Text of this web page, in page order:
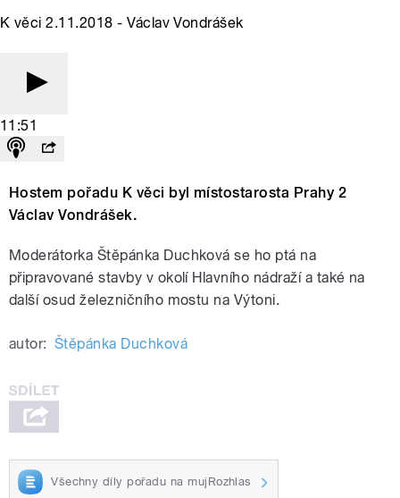
K věci 2.11.2018 - Václav Vondrášek
11:51
Hostem pořadu K věci byl místostarosta Prahy 2
Václav Vondrášek.
Moderátorka Štěpánka Duchková se ho ptá na
připravované stavby v okolí Hlavního nádraží a také na
další osud železničního mostu na Výtoni.
autor: Štěpánka Duchková
Všechny díly pořadu na mujRozhlas